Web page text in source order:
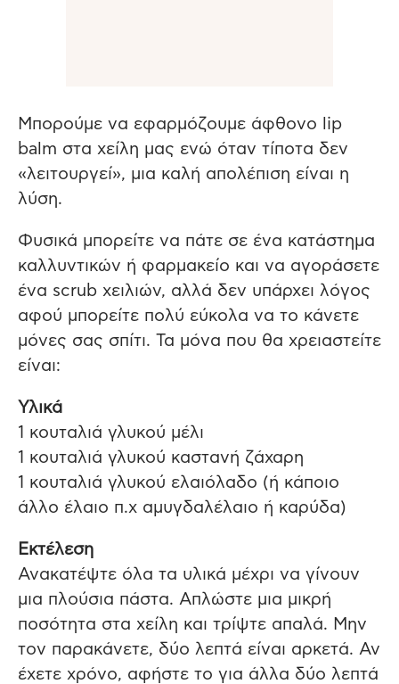
Μπορούμε να εφαρμόζουμε άφθονο lip
balm στα χείλη μας ενώ όταν τίποτα δεν
«λειτουργεί», μια καλή απολέπιση είναι η
λύση.
Φυσικά μπορείτε να πάτε σε ένα κατάστημα
καλλυντικών ή φαρμακείο και να αγοράσετε
ένα scrub χειλιών, αλλά δεν υπάρχει λόγος
αφού μπορείτε πολύ εύκολα να το κάνετε
μόνες σας σπίτι. Τα μόνα που θα χρειαστείτε
είναι:
Υλικά
1 κουταλιά γλυκού μέλι
1 κουταλιά γλυκού καστανή ζάχαρη
1 κουταλιά γλυκού ελαιόλαδο (ή κάποιο
άλλο έλαιο π.χ αμυγδαλέλαιο ή καρύδα)
Εκτέλεση
Ανακατέψτε όλα τα υλικά μέχρι να γίνουν
μια πλούσια πάστα. Απλώστε μια μικρή
ποσότητα στα χείλη και τρίψτε απαλά. Μην
τον παρακάνετε, δύο λεπτά είναι αρκετά. Αν
έχετε χρόνο, αφήστε το για άλλα δύο λεπτά